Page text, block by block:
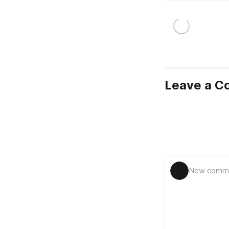
Leave a